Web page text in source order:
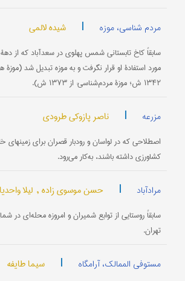
مردم شناسی، موزه | شیده لالمی
مورد استفادۀ او قرار نگرفت و به موزه تبدیل شد (موزۀ
۱۳۴۲ ش؛ موزۀ مردم‌شناسی: از ۱۳۷۳ ش).
مزرعه | ناصر پازوکی طرودی
اصطلاحی که در لواسان و رودبار قصران برای زمینهای
کشاورزی داشته باشند، به‌کار می‌رود.
مرادآباد | حسن موسوی زاده , لیلا
سابقاً روستایی از توابع شمیران و امروزه محله‌ای در
تهران.
مستوفی الممالک، آرامگاه | سیما طایفه